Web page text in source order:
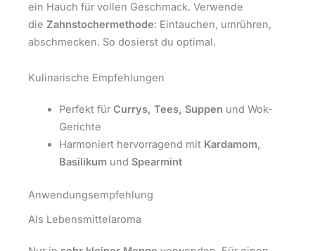
ein Hauch für vollen Geschmack. Verwende
die Zahnstochermethode: Eintauchen, umrühren,
abschmecken. So dosierst du optimal.
Kulinarische Empfehlungen
Perfekt für Currys, Tees, Suppen und Wok-
Gerichte
Harmoniert hervorragend mit Kardamom,
Basilikum und Spearmint
Anwendungsempfehlung
Als Lebensmittelaroma